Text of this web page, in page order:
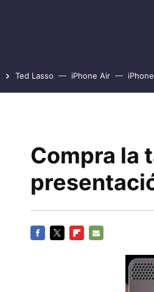
Ted Lasso iPhone Air
Compra la